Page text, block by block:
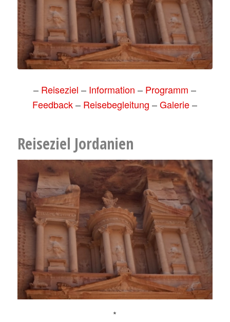
– Reiseziel – Information – Programm –
Feedback– Reisebegleitung –Galerie–
Reiseziel Jordanien
*